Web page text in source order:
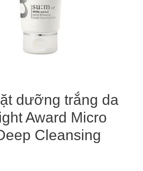
dưỡng trắng da
Award Micro
Cleansing